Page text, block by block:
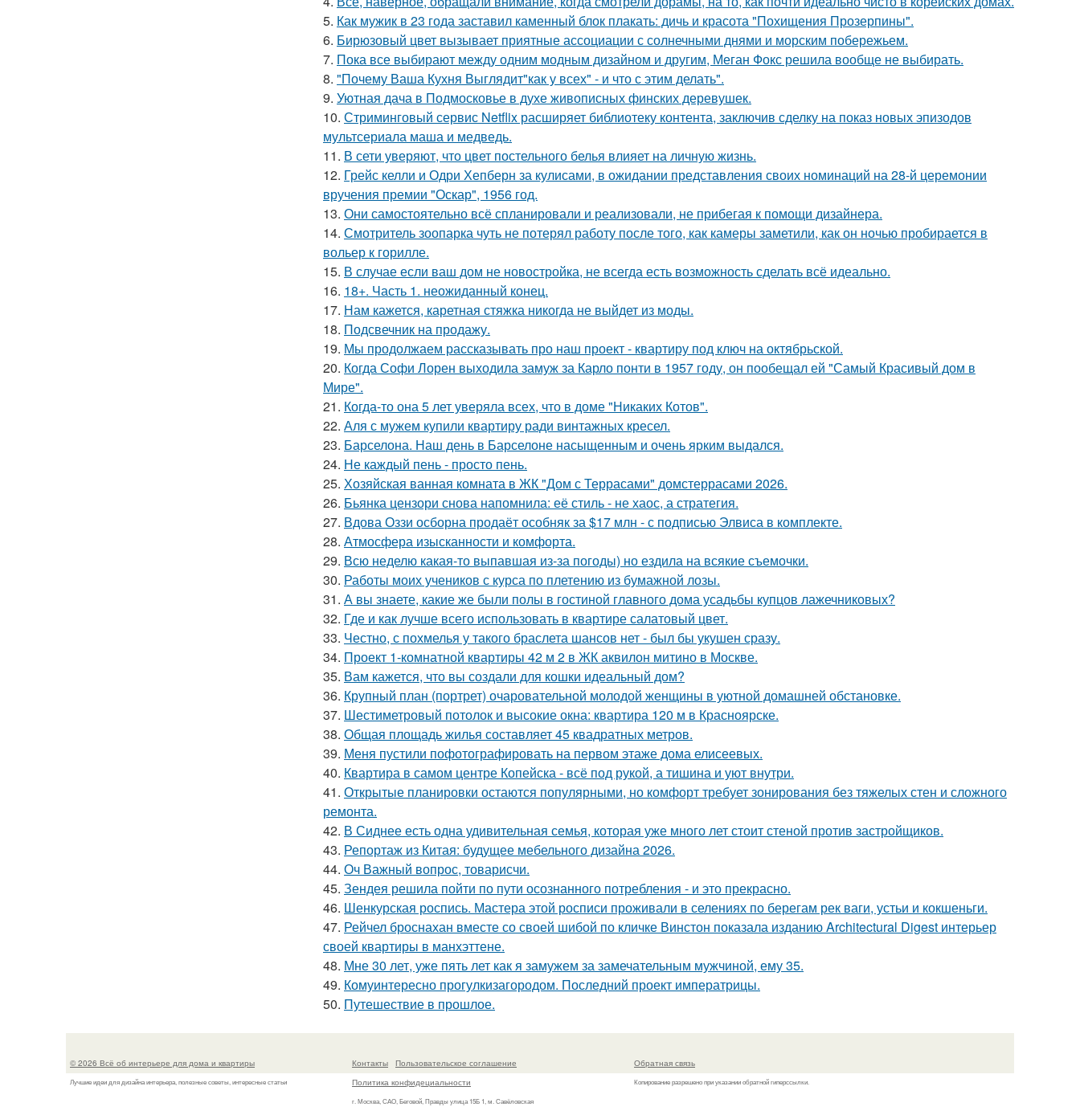
5. Как мужик в 23 года заставил каменный блок плакать: дичь и красота "Похищения Прозерпины".
6. Бирюзовый цвет вызывает приятные ассоциации с солнечными днями и морским побережьем.
7. Пока все выбирают между одним модным дизайном и другим, Меган Фокс решила вообще не выбирать.
8. "Почему Ваша Кухня Выглядит"как у всех" - и что с этим делать".
9. Уютная дача в Подмосковье в духе живописных финских деревушек.
10. Стриминговый сервис Netflix расширяет библиотеку контента, заключив сделку на показ новых эпизодов
мультсериала маша и медведь.
11. В сети уверяют, что цвет постельного белья влияет на личную жизнь.
12. Грейс келли и Одри Хепберн за кулисами, в ожидании представления своих номинаций на 28-й церемонии
вручения премии "Оскар", 1956 год.
13. Они самостоятельно всё спланировали и реализовали, не прибегая к помощи дизайнера.
14. Смотритель зоопарка чуть не потерял работу после того, как камеры заметили, как он ночью пробирается в
вольер к горилле.
15. В случае если ваш дом не новостройка, не всегда есть возможность сделать всё идеально.
16. 18+. Часть 1. неожиданный конец.
17. Нам кажется, каретная стяжка никогда не выйдет из моды.
18. Подсвечник на продажу.
19. Мы продолжаем рассказывать про наш проект - квартиру под ключ на октябрьской.
20. Когда Софи Лорен выходила замуж за Карло понти в 1957 году, он пообещал ей "Самый Красивый дом в
Мире".
21. Когда-то она 5 лет уверяла всех, что в доме "Никаких Котов".
22. Аля с мужем купили квартиру ради винтажных кресел.
23. Барселона. Наш день в Барселоне насыщенным и очень ярким выдался.
24. Не каждый пень - просто пень.
25. Хозяйская ванная комната в ЖК "Дом с Террасами" домстеррасами 2026.
26. Бьянка цензори снова напомнила: её стиль - не хаос, а стратегия.
27. Вдова Оззи осборна продаёт особняк за $17 млн - с подписью Элвиса в комплекте.
28. Атмосфера изысканности и комфорта.
29. Всю неделю какая-то выпавшая из-за погоды) но ездила на всякие съемочки.
30. Работы моих учеников с курса по плетению из бумажной лозы.
31. А вы знаете, какие же были полы в гостиной главного дома усадьбы купцов лажечниковых?
32. Где и как лучше всего использовать в квартире салатовый цвет.
33. Честно, с похмелья у такого браслета шансов нет - был бы укушен сразу.
34. Проект 1-комнатной квартиры 42 м 2 в ЖК аквилон митино в Москве.
35. Вам кажется, что вы создали для кошки идеальный дом?
36. Крупный план (портрет) очаровательной молодой женщины в уютной домашней обстановке.
37. Шестиметровый потолок и высокие окна: квартира 120 м в Красноярске.
38. Общая площадь жилья составляет 45 квадратных метров.
39. Меня пустили пофотографировать на первом этаже дома елисеевых.
40. Квартира в самом центре Копейска - всё под рукой, а тишина и уют внутри.
41. Открытые планировки остаются популярными, но комфорт требует зонирования без тяжелых стен и сложного
ремонта.
42. В Сиднее есть одна удивительная семья, которая уже много лет стоит стеной против застройщиков.
43. Репортаж из Китая: будущее мебельного дизайна 2026.
44. Оч Важный вопрос, товарисчи.
45. Зендея решила пойти по пути осознанного потребления - и это прекрасно.
46. Шенкурская роспись. Мастера этой росписи проживали в селениях по берегам рек ваги, устьи и кокшеньги.
47. Рейчел броснахан вместе со своей шибой по кличке Винстон показала изданию Architectural Digest интерьер
своей квартиры в манхэттене.
48. Мне 30 лет, уже пять лет как я замужем за замечательным мужчиной, ему 35.
49. Комуинтересно прогулкизагородом. Последний проект императрицы.
50. Путешествие в прошлое.
© 2026 Всё об интерьере для дома и квартиры
Лучшие идеи для дизайна интерьера, полезные советы, интересные статьи
Контакты
Пользовательское соглашение
Политика конфидециальности
г. Москва, САО, Беговой, Правды улица 15Б 1, м. Савёловская
Обратная связь
Копирование разрешено при указании обратной гиперссылки.